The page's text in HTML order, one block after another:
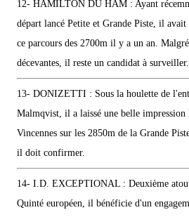
12- HAMILTON DU HAM : Ayant
départ lancé Petite et Grande Piste, il
ce parcours des 2700m il y a un an.
décevantes, il reste un candidat à surveiller.
13- DONIZETTI : Sous la houlette de
Malmqvist, il a laissé une belle impression
Vincennes sur les 2850m de la Grande
il doit confirmer.
14- I.D. EXCEPTIONAL : Deuxième
Quinté européen, il bénéficie d'un